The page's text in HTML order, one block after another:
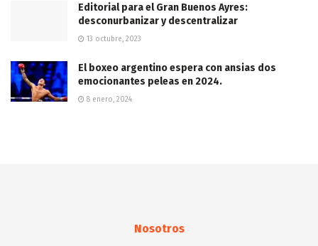
Editorial para el Gran Buenos Ayres:
desconurbanizar y descentralizar
13 octubre, 2023
El boxeo argentino espera con ansias dos
emocionantes peleas en 2024.
8 enero, 2024
Nosotros